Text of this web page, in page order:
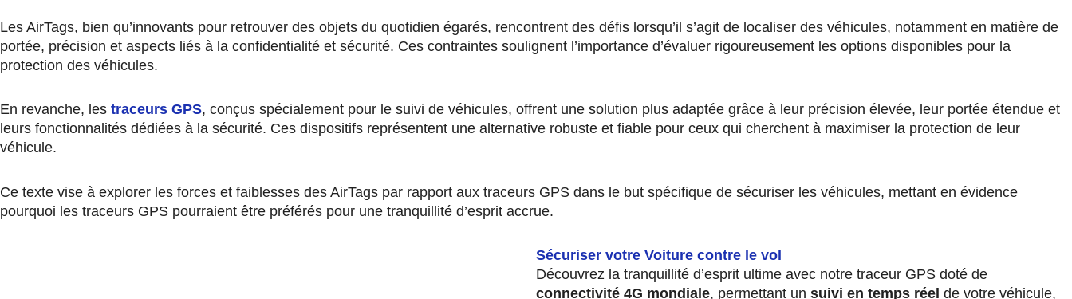
Les AirTags, bien qu’innovants pour retrouver des objets du quotidien égarés, rencontrent des défis lorsqu’il s’agit de localiser des véhicules, notamment en matière de
portée, précision et aspects liés à la confidentialité et sécurité. Ces contraintes soulignent l’importance d’évaluer rigoureusement les options disponibles pour la
protection des véhicules.
En revanche, les traceurs GPS, conçus spécialement pour le suivi de véhicules, offrent une solution plus adaptée grâce à leur précision élevée, leur portée étendue et
leurs fonctionnalités dédiées à la sécurité. Ces dispositifs représentent une alternative robuste et fiable pour ceux qui cherchent à maximiser la protection de leur
véhicule.
Ce texte vise à explorer les forces et faiblesses des AirTags par rapport aux traceurs GPS dans le but spécifique de sécuriser les véhicules, mettant en évidence
pourquoi les traceurs GPS pourraient être préférés pour une tranquillité d’esprit accrue.
Sécuriser votre Voiture contre le vol
Découvrez la tranquillité d’esprit ultime avec notre traceur GPS doté de
connectivité 4G mondiale, permettant un suivi en temps réel de votre véhicule,